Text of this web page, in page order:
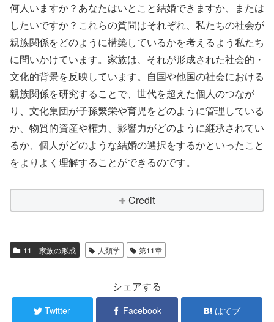
何人いますか？あなたはいとこと結婚できますか、または
したいですか？これらの質問はそれぞれ、私たちの社会が
親族関係をどのように構築しているかを考えるよう私たち
に問いかけています。家族は、それが形成された社会的・
文化的背景を反映しています。自国や他国の社会における
親族関係を研究することで、世代を超えた個人のつなが
り、文化集団が子孫繁栄や育児をどのように管理している
か、物質的資産や権力、影響力がどのように継承されてい
るか、個人がどのような結婚の選択をするかといったこと
をよりよく理解することができるのです。
Credit
11 家族の形成 人類学 第11章
シェアする
Twitter Facebook はてブ